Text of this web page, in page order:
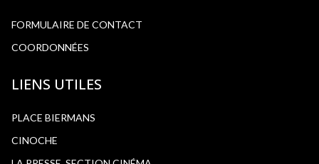
FORMULAIRE DE CONTACT
COORDONNÉES
LIENS UTILES
PLACE BIERMANS
CINOCHE